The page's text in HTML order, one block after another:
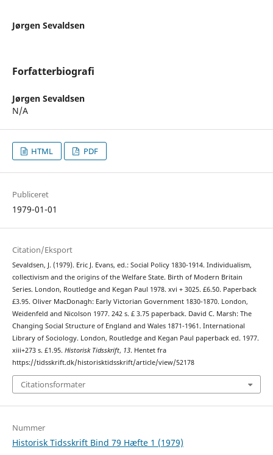
Jørgen Sevaldsen
Forfatterbiografi
Jørgen Sevaldsen
N/A
HTML PDF
Publiceret
1979-01-01
Citation/Eksport
Sevaldsen, J. (1979). Eric J. Evans, ed.: Social Policy 1830-1914. Individualism,
collectivism and the origins of the Welfare State. Birth of Modern Britain
Series. London, Routledge and Kegan Paul 1978. xvi + 3025. £6.50. Paperback
£3.95. Oliver MacDonagh: Early Victorian Government 1830-1870. London,
Weidenfeld and Nicolson 1977. 242 s. £ 3.75 paperback. David C. Marsh: The
Changing Social Structure of England and Wales 1871-1961. International
Library of Sociology. London, Routledge and Kegan Paul paperback ed. 1977.
xiii+273 s. £1.95. Historisk Tidsskrift, 13. Hentet fra
https://tidsskrift.dk/historisktidsskrift/article/view/52178
Citationsformater
Nummer
Historisk Tidsskrift Bind 79 Hæfte 1 (1979)